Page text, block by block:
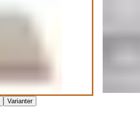
Varianter